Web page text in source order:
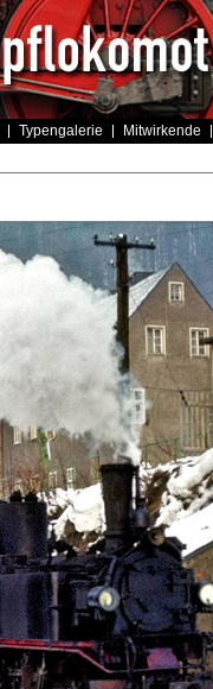
Typengalerie Mitwirkende